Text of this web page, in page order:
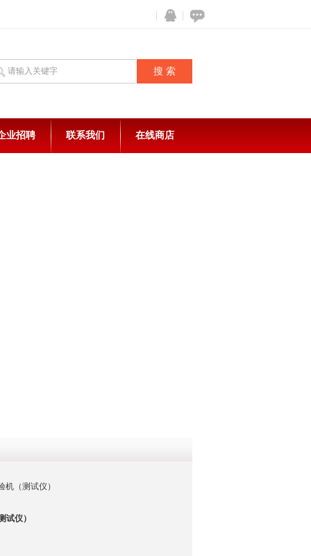
业招聘 联系我们 在线商店
（测试仪）
试仪）